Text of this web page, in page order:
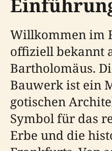
Willkommen im
offiziell bekannt
Bartholomäus.
Bauwerk ist ein
gotischen
Symbol für das
Erbe und die